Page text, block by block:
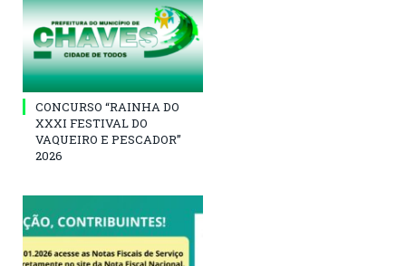
CONCURSO “RAINHA DO
XXXI FESTIVAL DO
VAQUEIRO E PESCADOR”
2026